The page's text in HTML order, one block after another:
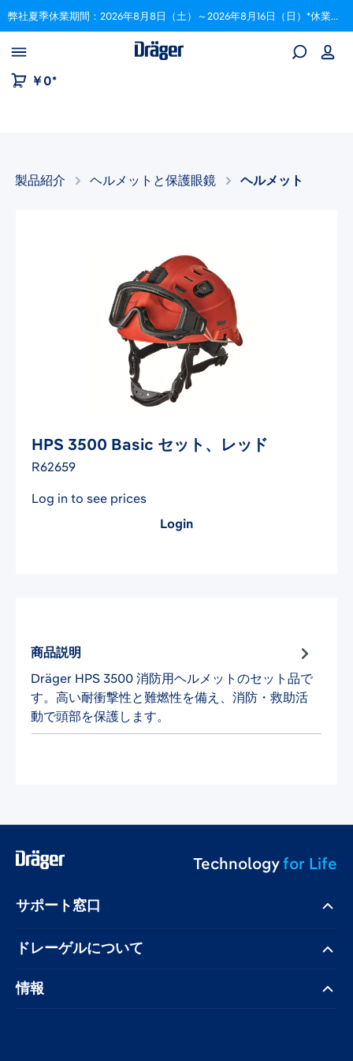
to B2B platform navigation 弊社夏季休業期間：2026年8月8日（土）～2026年8月16日（日）*休業期間中にいただいたご注文は、8月17日以降順次対応いたします。
￥0*
製品紹介 ヘルメットと保護眼鏡​ ヘルメット
HPS 3500 Basic セット、レッド
R62659
Log in to see prices
Login
商品説明
Dräger HPS 3500 消防用ヘルメットのセット品で
す。高い耐衝撃性と難燃性を備え、消防・救助活
動で頭部を保護します。
Technologyfor Life
サポート窓口
ドレーゲル​について
情報